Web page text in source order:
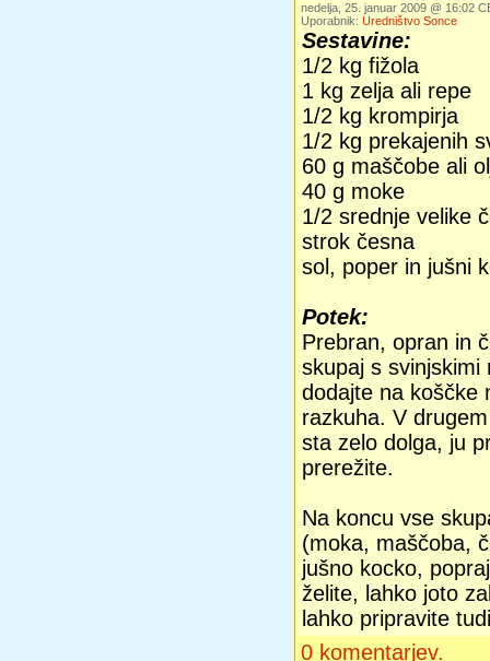
nedelja, 25. januar 2009 @ 16:02
Uporabnik: Uredništvo Sonce
Sestavine:
1/2 kg fižola
1 kg zelja ali repe
1/2 kg krompirja
1/2 kg prekajenih
60 g maščobe ali
40 g moke
1/2 srednje velike
strok česna
sol, poper in jušni
Potek:
Prebran, opran in
skupaj s svinjskimi
dodajte na koščke
razkuha. V
sta zelo dolga, ju
prerežite.
Na koncu vse
(moka, maščoba,
jušno kocko,
želite, lahko joto
lahko pripravite
0 komentarjev.